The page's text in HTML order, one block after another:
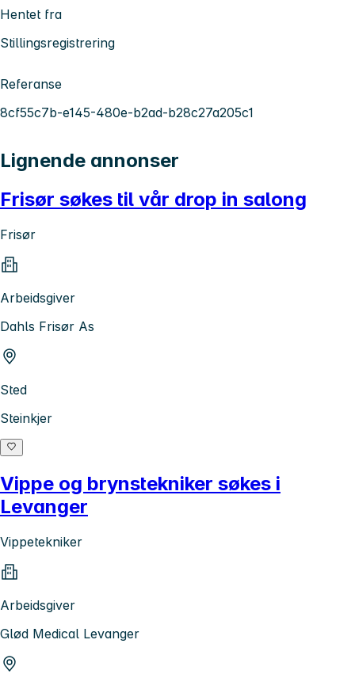
Hentet fra
Stillingsregistrering
Referanse
8cf55c7b-e145-480e-b2ad-b28c27a205c1
Lignende annonser
Frisør søkes til vår drop in salong
Frisør
Arbeidsgiver
Dahls Frisør As
Sted
Steinkjer
Vippe og brynstekniker søkes i
Levanger
Vippetekniker
Arbeidsgiver
Glød Medical Levanger